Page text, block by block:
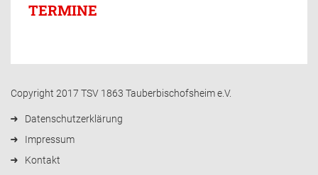
TERMINE
Copyright 2017 TSV 1863 Tauberbischofsheim e.V.
Datenschutzerklärung
Impressum
Kontakt